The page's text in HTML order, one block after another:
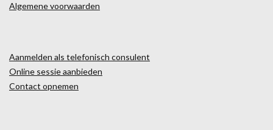
Algemene voorwaarden
Aanmelden als telefonisch consulent
Online sessie aanbieden
Contact opnemen